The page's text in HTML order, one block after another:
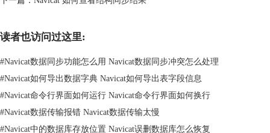
关于Navicat 数据同步，点击“
读者也访问过这里:
#Navicat数据同步功能怎么用 Navicat数据同步冲突怎么处理
#Navicat如何导出数据字典 Navicat如何导出表字段信息
#Navicat命令行界面如何运行 Navicat命令行界面如何换行
#Navicat数据传输报错 Navicat数据传输太慢
#Navicat中的数据库存放位置 Navicat误删数据库怎么恢复